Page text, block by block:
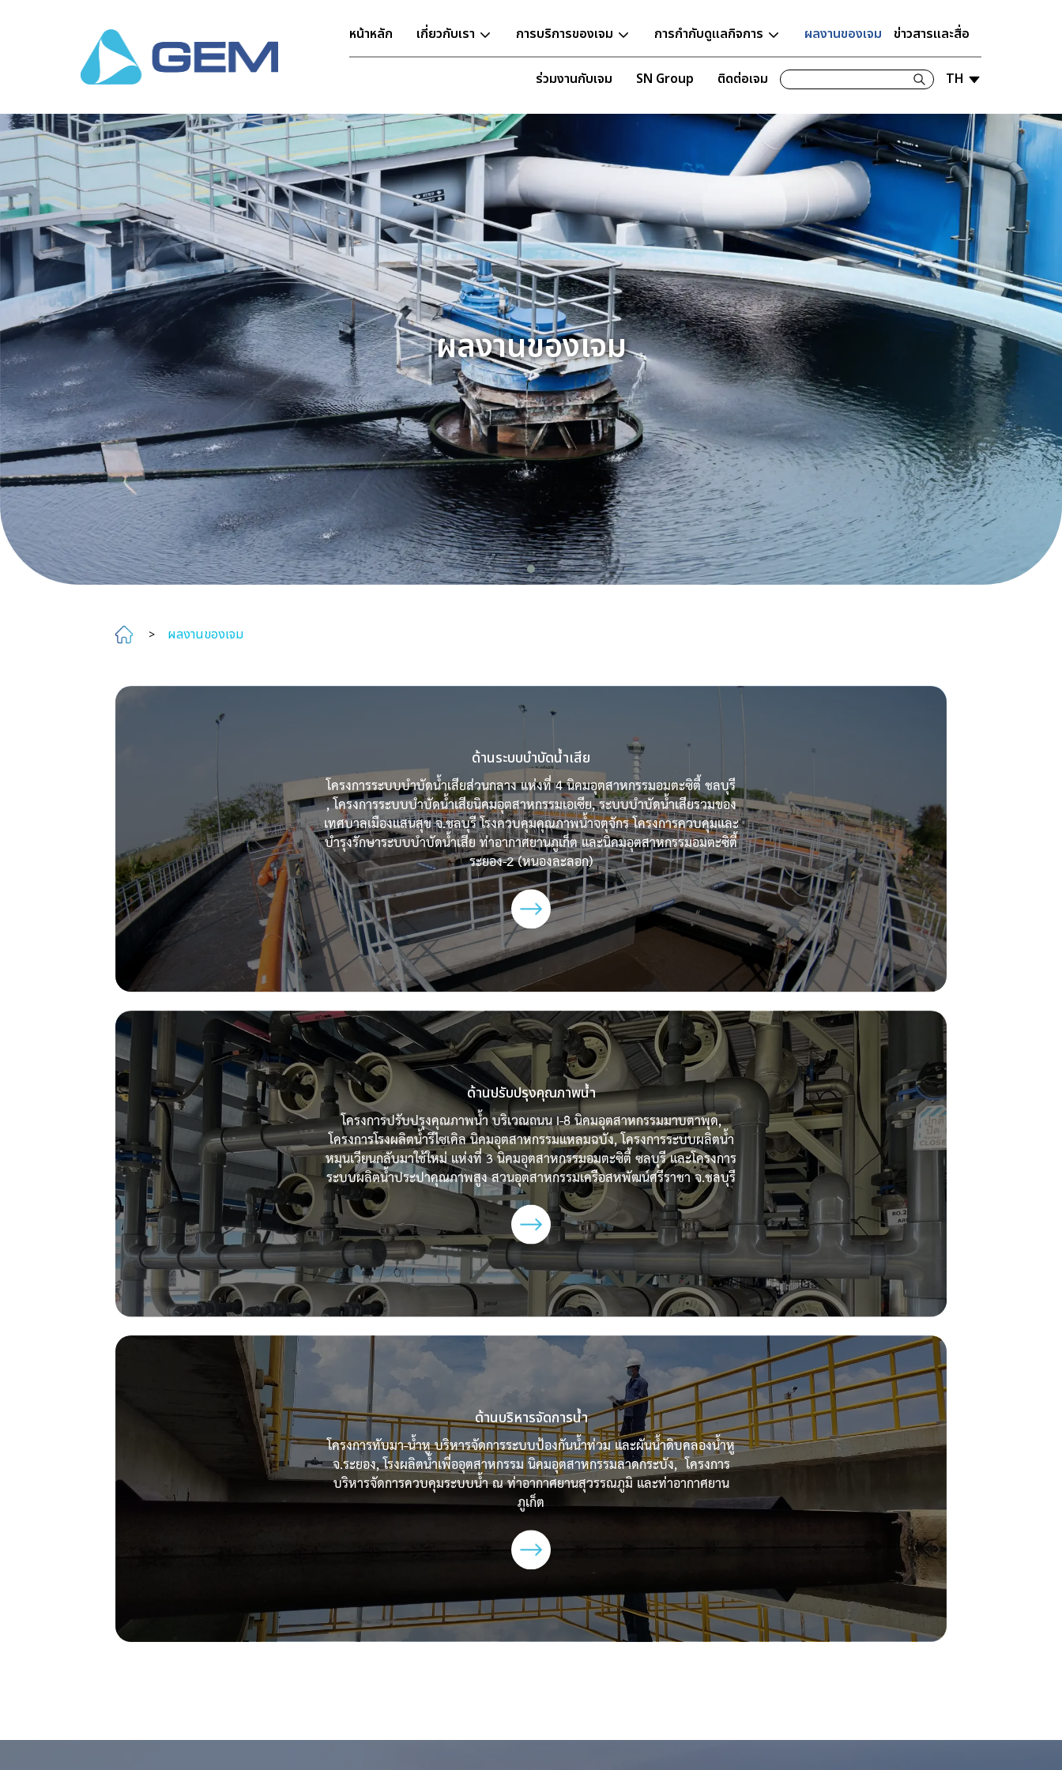
หน้าหลัก เกี่ยวกับเรา การบริการของเจม การกำกับดูแลกิจการ ผลงานของเจม ข่าวสารและสื่อ
ร่วมงานกับเจม SN Group ติดต่อเจม TH
ผลงานของเจม
> ผลงานของเจม
ด้านระบบบำบัดน้ำเสีย
โครงการระบบบำบัดน้ำเสียส่วนกลาง แห่งที่ 4 นิคมอุตสาหกรรมอมตะซิตี้ ชลบุรี
, โครงการระบบบำบัดน้ำเสียนิคมอุตสาหกรรมเอเซีย, ระบบบำบัดน้ำเสียรวมของ
เทศบาลเมืองแสนสุข จ.ชลบุรี โรงควบคุมคุณภาพน้ำจตุจักร โครงการควบคุมและ
บำรุงรักษาระบบบำบัดน้ำเสีย ท่าอากาศยานภูเก็ต และนิคมอุตสาหกรรมอมตะซิตี้
ระยอง-2 (หนองละลอก)
ด้านปรับปรุงคุณภาพน้ำ
โครงการปรับปรุงคุณภาพน้ำ บริเวณถนน I-8 นิคมอุตสาหกรรมมาบตาพุด,
โครงการโรงผลิตน้ำรีไซเคิล นิคมอุตสาหกรรมแหลมฉบัง, โครงการระบบผลิตน้ำ
หมุนเวียนกลับมาใช้ใหม่ แห่งที่ 3 นิคมอุตสาหกรรมอมตะซิตี้ ซลบุรี และโครงการ
ระบบผลิตน้ำประปาคุณภาพสูง สวนอุตสาหกรรมเครือสหพัฒน์ศรีราชา จ.ชลบุรี
ด้านบริหารจัดการน้ำ
โครงการทับมา-น้ำหู บริหารจัดการระบบป้องกันน้ำท่วม และผันน้ำดิบคลองน้ำหู
จ.ระยอง, โรงผลิตน้ำเพื่ออุตสาหกรรม นิคมอุตสาหกรรมลาดกระบัง, โครงการ
บริหารจัดการควบคุมระบบน้ำ ณ ท่าอากาศยานสุวรรณภูมิ และท่าอากาศยาน
ภูเก็ต